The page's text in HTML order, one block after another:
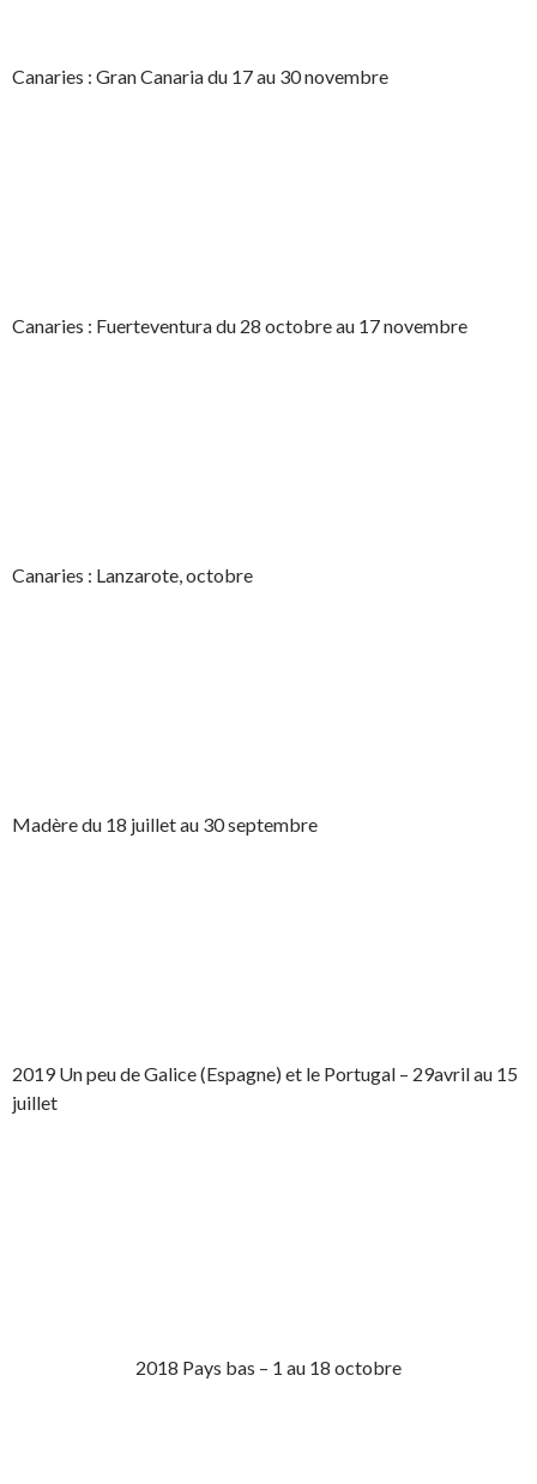
Canaries : Gran Canaria du 17 au 30 novembre
Canaries : Fuerteventura du 28 octobre au 17 novembre
Canaries : Lanzarote, octobre
Madère du 18 juillet au 30 septembre
2019 Un peu de Galice (Espagne) et le Portugal – 29avril au 15
juillet
2018 Pays bas – 1 au 18 octobre